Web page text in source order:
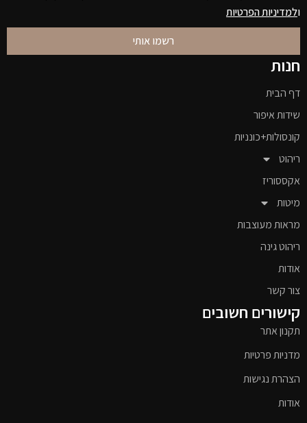
ולמדיניות הפרטיות
רשמו אותי
חנות
דף הבית
שידות איפור
קונסולות+כונניות
ריהוט
אקססוריז
מיטות
מראות מעוצבות
ריהוט גינה
אודות
צור קשר
קישורים חשובים
תקנון אתר
מדניות פרטיות
הצהרת נגישות
אודות